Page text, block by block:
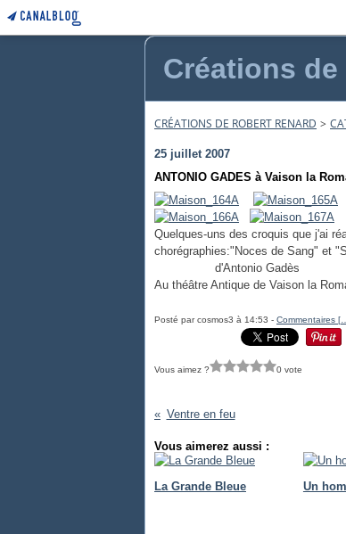
Créations
CRÉATIONS DE ROBERT RENARD >
25 juillet 2007
ANTONIO GADES à Vaison la
Quelques-uns des croquis que j'ai
chorégraphies:"Noces de Sang" et
d'Antonio Gadès
Au théâtre Antique de Vaison la
Posté par cosmos3 à 14:53 - Commentaires [
Vous aimez ? 0 vote
Ventre en feu
Vous aimerez aussi :
La Grande Bleue
Un